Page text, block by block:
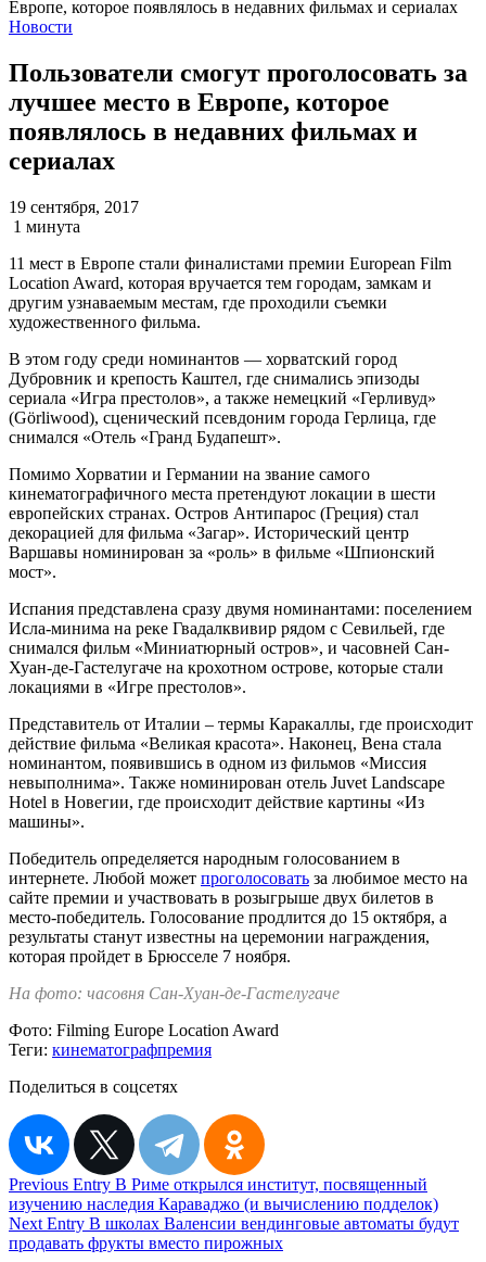
Новости
Пользователи смогут проголосовать за
лучшее место в Европе, которое
появлялось в недавних фильмах и
сериалах
19 сентября, 2017
1 минута
11 мест в Европе стали финалистами премии European Film
Location Award, которая вручается тем городам, замкам и
другим узнаваемым местам, где проходили съемки
художественного фильма.
В этом году среди номинантов — хорватский город
Дубровник и крепость Каштел, где снимались эпизоды
сериала «Игра престолов», а также немецкий «Герливуд»
(Görliwood), сценический псевдоним города Герлица, где
снимался «Отель «Гранд Будапешт».
Помимо Хорватии и Германии на звание самого
кинематографичного места претендуют локации в шести
европейских странах. Остров Антипарос (Греция) стал
декорацией для фильма «Загар». Исторический центр
Варшавы номинирован за «роль» в фильме «Шпионский
мост».
Испания представлена сразу двумя номинантами: поселением
Исла-минима на реке Гвадалквивир рядом с Севильей, где
снимался фильм «Миниатюрный остров», и часовней Сан-
Хуан-де-Гастелугаче на крохотном острове, которые стали
локациями в «Игре престолов».
Представитель от Италии – термы Каракаллы, где происходит
действие фильма «Великая красота». Наконец, Вена стала
номинантом, появившись в одном из фильмов «Миссия
невыполнима». Также номинирован отель Juvet Landscape
Hotel в Новегии, где происходит действие картины «Из
машины».
Победитель определяется народным голосованием в
интернете. Любой может проголосовать за любимое место на
сайте премии и участвовать в розыгрыше двух билетов в
место-победитель. Голосование продлится до 15 октября, а
результаты станут известны на церемонии награждения,
которая пройдет в Брюсселе 7 ноября.
На фото: часовня Сан-Хуан-де-Гастелугаче
Фото: Filming Europe Location Award
Теги: кинематографпремия
Поделиться в соцсетях
Навигация
по
записям
Previous Entry В Риме открылся институт, посвященный
изучению наследия Караваджо (и вычислению подделок)
Next Entry В школах Валенсии вендинговые автоматы будут
продавать фрукты вместо пирожных